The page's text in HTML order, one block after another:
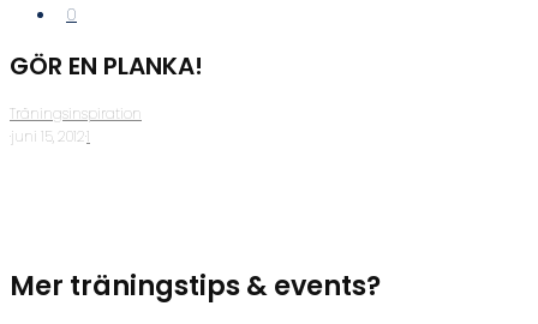
0
GÖR EN PLANKA!
Träningsinspiration
·juni 15, 2012·1
Mer träningstips & events?